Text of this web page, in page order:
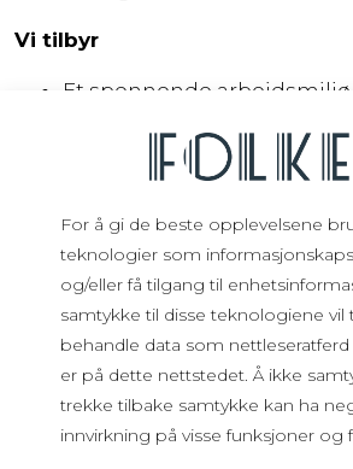
For å gi de beste opplevelsene
teknologier som
og/eller få tilgang til
samtykke til disse teknologiene vil
behandle data som
er på dette nettstedet. Å ikke
trekke tilbake samtykke kan ha
innvirkning på visse funksjoner og
Vi tilbyr
Et spennende
og frivilligmiljø
En variert og fleksibel
stor påvirkningsmulighet
arrangement og
Varighet
Cirka ett år med start i mars
Send søknad eller eventuelle
daglig leder, Jesper Brodersen,